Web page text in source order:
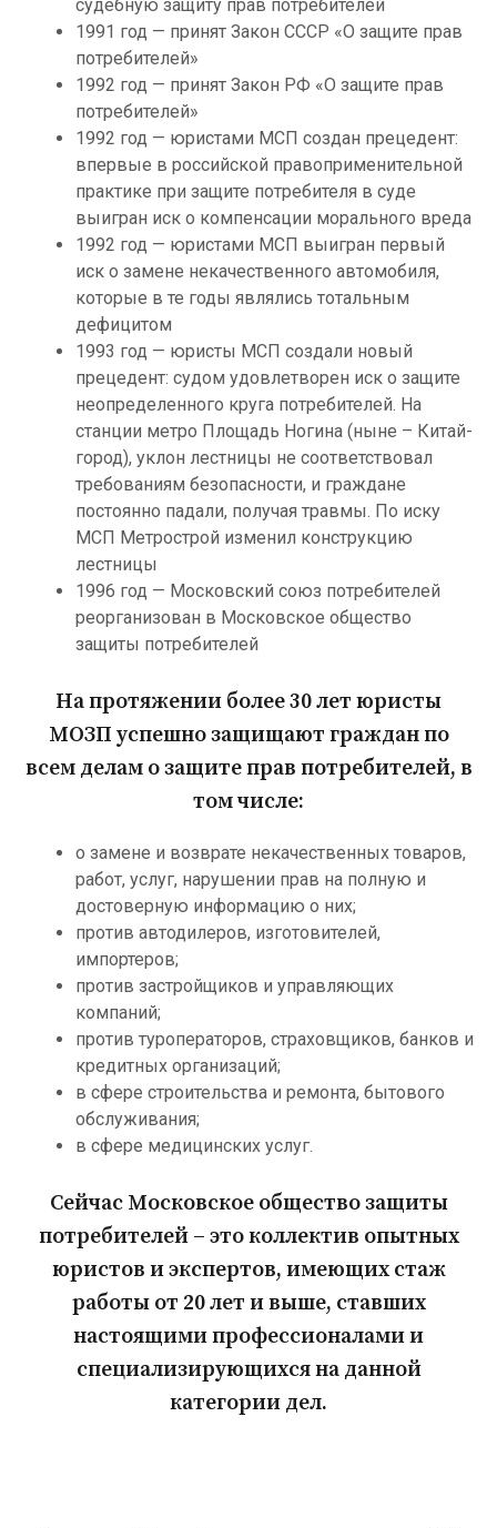
судебную защиту прав потребителей
1991 год — принят Закон СССР «О защите прав
потребителей»
1992 год — принят Закон РФ «О защите прав
потребителей»
1992 год — юристами МСП создан прецедент:
впервые в российской правоприменительной
практике при защите потребителя в суде
выигран иск о компенсации морального вреда
1992 год — юристами МСП выигран первый
иск о замене некачественного автомобиля,
которые в те годы являлись тотальным
дефицитом
1993 год — юристы МСП создали новый
прецедент: судом удовлетворен иск о защите
неопределенного круга потребителей. На
станции метро Площадь Ногина (ныне – Китай-
город), уклон лестницы не соответствовал
требованиям безопасности, и граждане
постоянно падали, получая травмы. По иску
МСП Метрострой изменил конструкцию
лестницы
1996 год — Московский союз потребителей
реорганизован в Московское общество
защиты потребителей
На протяжении более 30 лет юристы
МОЗП успешно защищают граждан по
всем делам о защите прав потребителей, в
том числе:
о замене и возврате некачественных товаров,
работ, услуг, нарушении прав на полную и
достоверную информацию о них;
против автодилеров, изготовителей,
импортеров;
против застройщиков и управляющих
компаний;
против туроператоров, страховщиков, банков и
кредитных организаций;
в сфере строительства и ремонта, бытового
обслуживания;
в сфере медицинских услуг.
Сейчас Московское общество защиты
потребителей – это коллектив опытных
юристов и экспертов, имеющих стаж
работы от 20 лет и выше, ставших
настоящими профессионалами и
специализирующихся на данной
категории дел.